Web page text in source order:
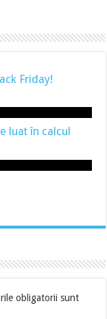
Friday!
luat în calcul
obligatorii sunt